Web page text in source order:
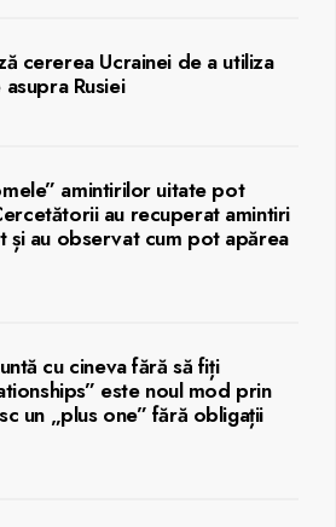
cererea Ucrainei de a utiliza
Rusiei
amintirilor uitate pot
au recuperat amintiri
și au observat cum pot apărea
cu cineva fără să fiți
este noul mod prin
un „plus one” fără obligații